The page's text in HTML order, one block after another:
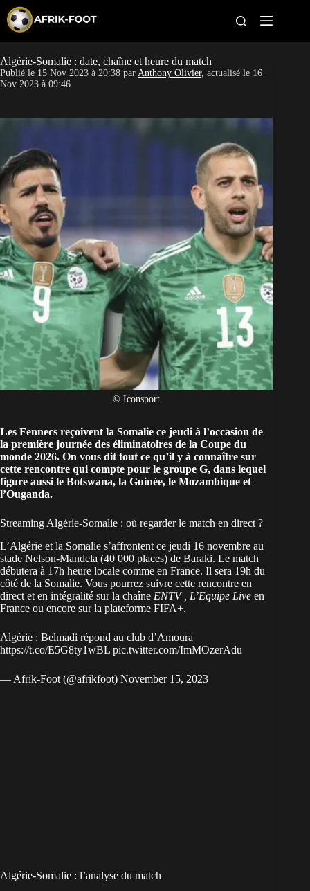
p
o
c
t
CAN féminine
Classement
Paris sportifs
Algérie-Somalie : date, chaîne et heure du match
Publié le 15 Nov 2023 à 20:38 par Anthony Olivier, actualisé le 16
Nov 2023 à 09:46
© Iconsport
Les Fennecs reçoivent la Somalie ce jeudi à l’occasion de
la première journée des éliminatoires de la Coupe du
monde 2026. On vous dit tout ce qu’il y à connaître sur
cette rencontre qui compte pour le groupe G, dans lequel
figure aussi le Botswana, la Guinée, le Mozambique et
l’Ouganda.
Streaming Algérie-Somalie : où regarder le match en direct ?
L’Algérie et la Somalie s’affrontent ce jeudi 16 novembre au
stade Nelson-Mandela (40 000 places) de Baraki. Le match
débutera à 17h heure locale comme en France. Il sera 19h du
côté de la Somalie. Vous pourrez suivre cette rencontre en
direct et en intégralité sur la chaîne ENTV , L’Equipe Live en
France ou encore sur la plateforme FIFA+.
Algérie : Belmadi répond au club d’Amoura
https://t.co/E5G8ty1wBL pic.twitter.com/ImMOzerAdu
— Afrik-Foot (@afrikfoot) November 15, 2023
Algérie-Somalie : l’analyse du match